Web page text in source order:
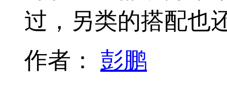
过，另类的搭配也
作者： 彭鹏